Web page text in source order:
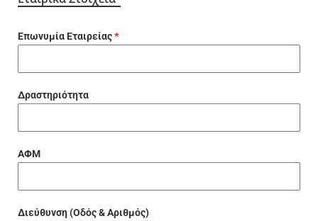
Επωνυμία Εταιρείας*
Δραστηριότητα
ΑΦΜ
Διεύθυνση (Οδός & Αριθμός)